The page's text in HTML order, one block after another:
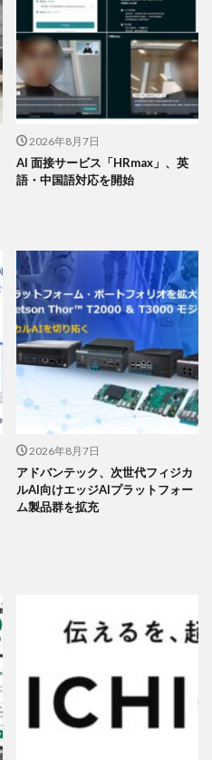
2026年8月7日
AI 面接サービス「HRmax」、英
語・中国語対応を開始
2026年8月7日
アドバンテック、次世代フィジカ
ルAI向けエッジAIプラットフォー
ム製品群を拡充